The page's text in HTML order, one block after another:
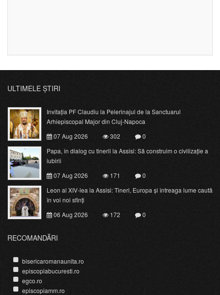
ULTIMELE ȘTIRI
Invitația PF Claudiu la Pelerinajul de la Sanctuarul
Arhiepiscopal Major din Cluj-Napoca
07 Aug 2026
302
0
Papa, în dialog cu tinerii la Assisi: Să construim o civilizație a
iubirii
07 Aug 2026
171
0
Leon al XIV-lea la Assisi: Tineri, Europa și întreaga lume caută
în voi noi sfinți
06 Aug 2026
172 0
RECOMANDĂRI
bisericaromanaunita.ro
episcopiabucuresti.ro
egco.ro
episcopiamm.ro